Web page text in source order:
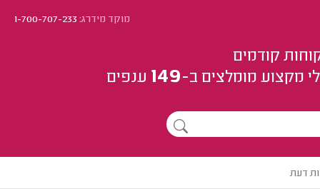
מוקד מידרג:1-700-707-233
קודמים
מקצוע מומלצים ב-149 ענפים
דעת